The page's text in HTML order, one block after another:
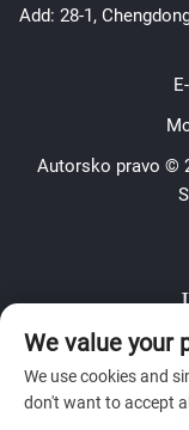
Add: 28-1,
Autorsko pravo ©
Prijavite se
We value your
We use cookies and
don't want to accept